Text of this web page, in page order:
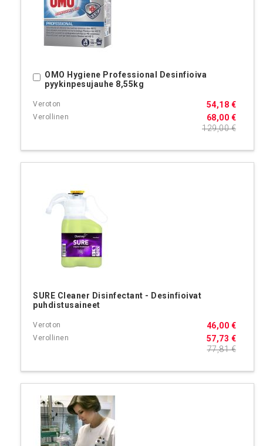
OMO Hygiene Professional Desinfioiva
pyykinpesujauhe 8,55kg
68,00 €
54,18 €
129,00 €
Ostoskoriin
SURE Cleaner Disinfectant - Desinfioivat
puhdistusaineet
57,73 €
46,00 €
77,81 €